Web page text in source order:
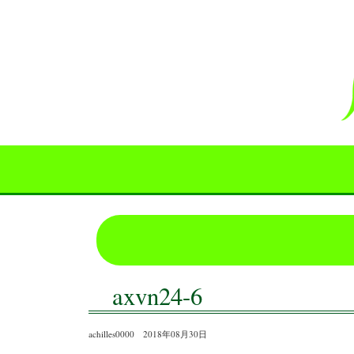
axvn24-6
achilles0000 2018年08月30日